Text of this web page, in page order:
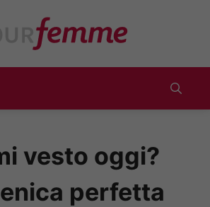
vesto oggi?
perfetta